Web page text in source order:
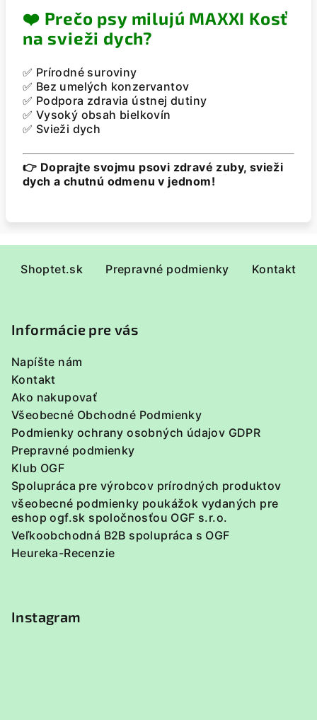
❤️ Prečo psy milujú MAXXI Kosť
na svieži dych?
✅ Prírodné suroviny
✅ Bez umelých konzervantov
✅ Podpora zdravia ústnej dutiny
✅ Vysoký obsah bielkovín
✅ Svieži dych
👉 Doprajte svojmu psovi zdravé zuby, svieži
dych a chutnú odmenu v jednom!
Shoptet.sk Prepravné podmienky Kontakt
Informácie pre vás
Napíšte nám
Kontakt
Ako nakupovať
Všeobecné Obchodné Podmienky
Podmienky ochrany osobných údajov GDPR
Prepravné podmienky
Klub OGF
Spolupráca pre výrobcov prírodných produktov
všeobecné podmienky poukážok vydaných pre
eshop ogf.sk spoločnosťou OGF s.r.o.
Veľkoobchodná B2B spolupráca s OGF
Heureka-Recenzie
Instagram